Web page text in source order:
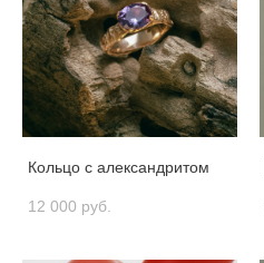
Кольцо с александритом
12 000 pуб.